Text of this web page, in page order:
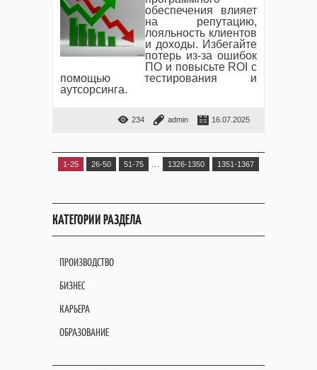
обеспечения влияет
на репутацию,
лояльность клиентов
и доходы. Избегайте
потерь из-за ошибок
ПО и повысьте ROI с
помощью тестирования и
аутсорсинга.
234 admin 16.07.2025
1-25 26-50 51-75 ... 1326-1350 1351-1367
КАТЕГОРИИ РАЗДЕЛА
ПРОИЗВОДСТВО
БИЗНЕС
КАРЬЕРА
ОБРАЗОВАНИЕ